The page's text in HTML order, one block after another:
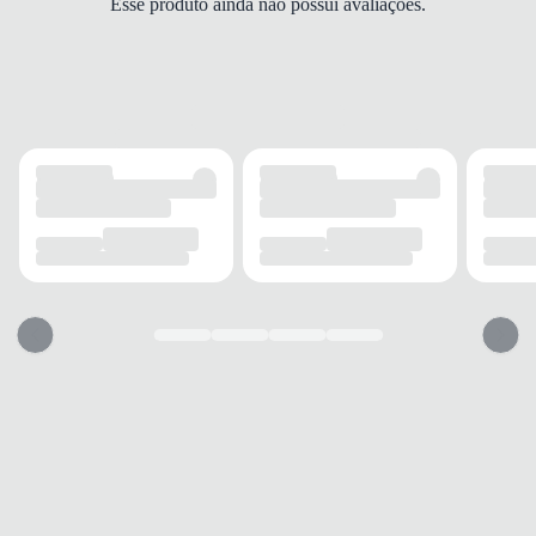
USO
Casual
Urbano
ESTILO
Conforto
MATERIAL
Anatômica
Esse produto ainda não possui avaliações.